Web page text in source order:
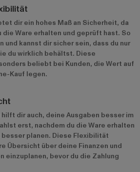
dir ein hohes Maß an Sicherheit, da
die Ware erhalten und geprüft hast. So
und kannst dir sicher sein, dass du nur
du wirklich behältst. Diese
beliebt bei Kunden, die Wert auf
Kauf legen.
hilft dir auch, deine Ausgaben besser im
erst, nachdem du die Ware erhalten
planen. Diese Flexibilität
Übersicht über deine Finanzen und
einzuplanen, bevor du die Zahlung